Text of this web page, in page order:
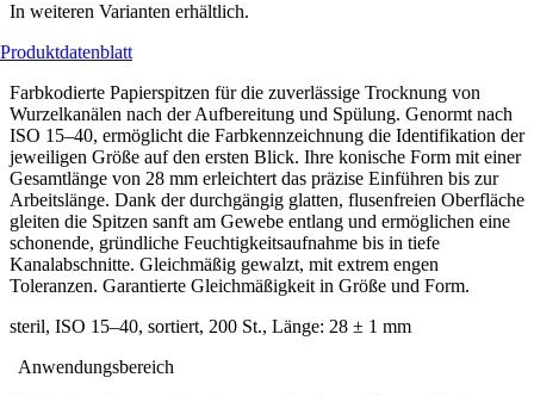
In weiteren Varianten erhältlich.
Produktdatenblatt
Farbkodierte Papierspitzen für die zuverlässige Trocknung von
Wurzelkanälen nach der Aufbereitung und Spülung. Genormt nach
ISO 15–40, ermöglicht die Farbkennzeichnung die Identifikation der
jeweiligen Größe auf den ersten Blick. Ihre konische Form mit einer
Gesamtlänge von 28 mm erleichtert das präzise Einführen bis zur
Arbeitslänge. Dank der durchgängig glatten, flusenfreien Oberfläche
gleiten die Spitzen sanft am Gewebe entlang und ermöglichen eine
schonende, gründliche Feuchtigkeitsaufnahme bis in tiefe
Kanalabschnitte. Gleichmäßig gewalzt, mit extrem engen
Toleranzen. Garantierte Gleichmäßigkeit in Größe und Form.
steril, ISO 15–40, sortiert, 200 St., Länge: 28 ± 1 mm
Anwendungsbereich